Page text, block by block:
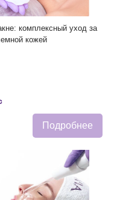
комплексный уход за
кожей
Подробнее